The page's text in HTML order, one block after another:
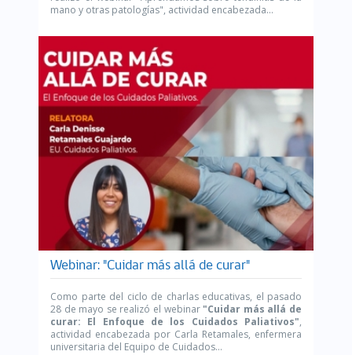
mano y otras patologías", actividad encabezada...
Webinar: "Cuidar más allá de curar"
Como parte del ciclo de charlas educativas, el pasado
28 de mayo se realizó el webinar"Cuidar más allá de
curar: El Enfoque de los Cuidados Paliativos",
actividad encabezada por Carla Retamales, enfermera
universitaria del Equipo de Cuidados...